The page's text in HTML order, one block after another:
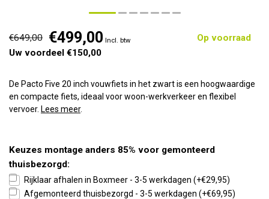
€649,00 €499,00 Incl. btw
Op voorraad
Uw voordeel €150,00
De Pacto Five 20 inch vouwfiets in het zwart is een hoogwaardige
en compacte fiets, ideaal voor woon-werkverkeer en flexibel
vervoer. Lees meer.
Keuzes montage anders 85% voor gemonteerd
thuisbezorgd:
Rijklaar afhalen in Boxmeer - 3-5 werkdagen (+€29,95)
Afgemonteerd thuisbezorgd - 3-5 werkdagen (+€69,95)